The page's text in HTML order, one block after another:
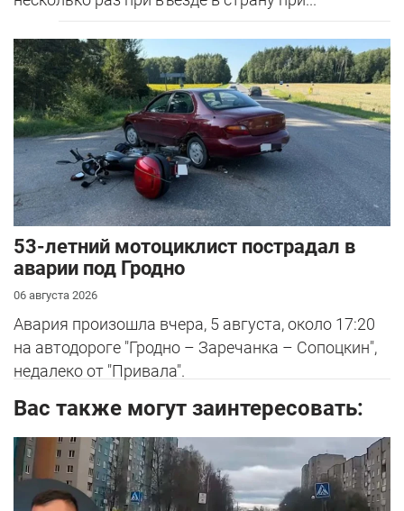
53-летний мотоциклист пострадал в
аварии под Гродно
06 августа 2026
Авария произошла вчера, 5 августа, около 17:20
на автодороге "Гродно – Заречанка – Сопоцкин",
недалеко от "Привала".
Вас также могут заинтересовать: